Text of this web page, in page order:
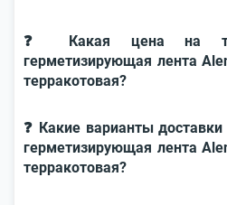
❓ Какая цена на
герметизирующая лента
терракотовая?
❓ Какие варианты
герметизирующая лента
терракотовая?